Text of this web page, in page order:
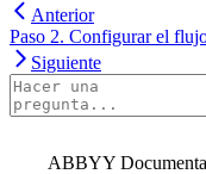
Anterior
Paso 2. Configurar el
Siguiente
ABBYY